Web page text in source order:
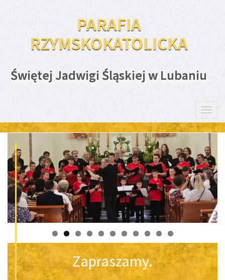
PARAFIA
RZYMSKOKATOLICKA
Świętej Jadwigi Śląskiej w Lubaniu
Zapraszamy.